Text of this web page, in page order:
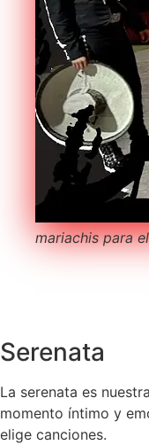
mariachis para
Serenata
La serenata es
momento íntimo y
elige canciones.